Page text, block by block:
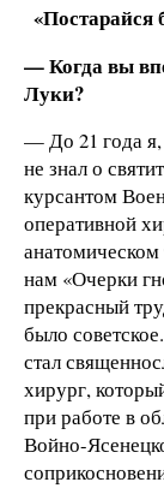
«Постарайся
— Когда вы
Луки?
— До 21 года я,
не знал о
курсантом
оперативной
анатомическом
нам «Очерки
прекрасный
было
стал
хирург,
при работе в
Войно-